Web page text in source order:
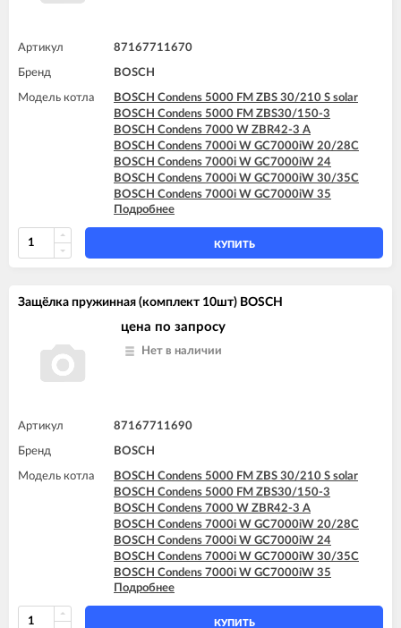
Артикул 87167711670
Бренд BOSCH
Модель котла
BOSCH Condens 5000 FM ZBS 30/210 S solar
BOSCH Condens 5000 FM ZBS30/150-3
BOSCH Condens 7000 W ZBR42-3 A
BOSCH Condens 7000i W GC7000iW 20/28C
BOSCH Condens 7000i W GC7000iW 24
BOSCH Condens 7000i W GC7000iW 30/35C
BOSCH Condens 7000i W GC7000iW 35
BOSCH Condens 7000i W GC7000iW 42
BOSCH GAZ 7000 W ZWC 24-3MFA
BOSCH GAZ 7000 W ZWC 24-3MFK
BOSCH GAZ 7000 W ZWC 28-3MFA
Подробнее
КУПИТЬ
Защёлка пружинная (комплект 10шт) BOSCH
цена по запросу
Нет в наличии
Артикул 87167711690
Бренд BOSCH
Модель котла
BOSCH Condens 5000 FM ZBS 30/210 S solar
BOSCH Condens 5000 FM ZBS30/150-3
BOSCH Condens 7000 W ZBR42-3 A
BOSCH Condens 7000i W GC7000iW 20/28C
BOSCH Condens 7000i W GC7000iW 24
BOSCH Condens 7000i W GC7000iW 30/35C
BOSCH Condens 7000i W GC7000iW 35
BOSCH Condens 7000i W GC7000iW 42
BOSCH GAZ 7000 W ZWC 24-3MFA
BOSCH GAZ 7000 W ZWC 28-3MFA
Подробнее
КУПИТЬ